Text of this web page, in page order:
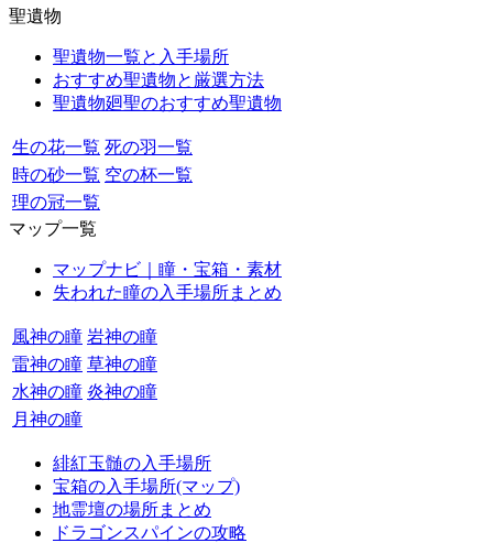
聖遺物
聖遺物一覧と入手場所
おすすめ聖遺物と厳選方法
聖遺物廻聖のおすすめ聖遺物
生の花一覧 死の羽一覧
時の砂一覧 空の杯一覧
理の冠一覧
マップ一覧
マップナビ｜瞳・宝箱・素材
失われた瞳の入手場所まとめ
風神の瞳 岩神の瞳
雷神の瞳 草神の瞳
水神の瞳 炎神の瞳
月神の瞳
緋紅玉髄の入手場所
宝箱の入手場所(マップ)
地霊壇の場所まとめ
ドラゴンスパインの攻略